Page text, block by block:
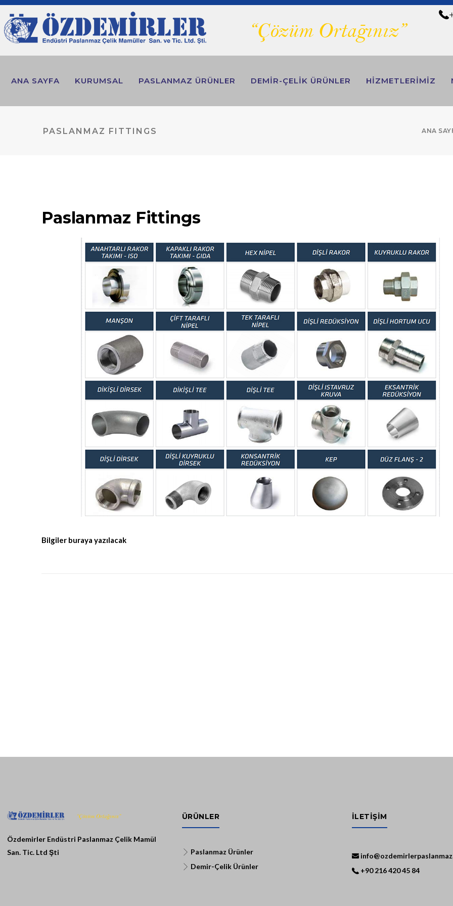
ANA SAYFA KURUMSAL PASLANMAZ ÜRÜNLER DEMİR-ÇELİK ÜRÜNLER HİZMETLERİMİZ
PASLANMAZ FITTINGS ANA
Paslanmaz Fittings
Bilgiler buraya yazılacak
Özdemirler Endüstri Paslanmaz Çelik Mamül
San. Tic. Ltd Şti
ÜRÜNLER
Paslanmaz Ürünler
Demir-Çelik Ürünler
İLETİŞİM
+90 216 420 45 84